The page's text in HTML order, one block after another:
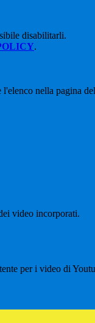
disabilitarli.
.
nella pagina
video incorporati.
per i video di